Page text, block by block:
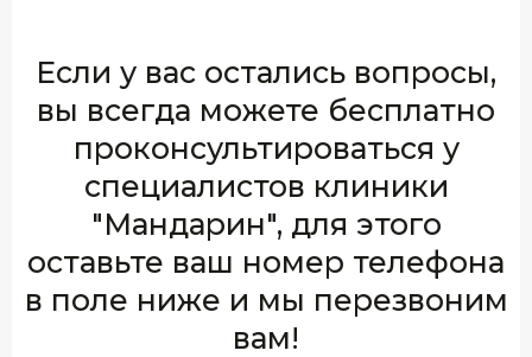
Если у вас остались вопросы,
вы всегда можете бесплатно
проконсультироваться у
специалистов клиники
"Мандарин", для этого
оставьте ваш номер телефона
в поле ниже и мы перезвоним
вам!